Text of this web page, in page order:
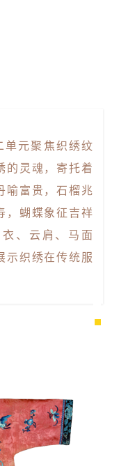
单元聚焦织绣纹
的灵魂，寄托着
喻富贵，石榴兆
，蝴蝶象征吉祥
、云肩、马面
示织绣在传统服